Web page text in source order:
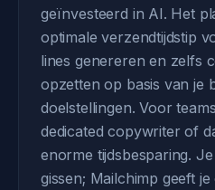
geïnvesteerd in AI. Het
optimale verzendtijdstip
lines genereren en zelfs
opzetten op basis van je
doelstellingen. Voor
dedicated copywriter of
enorme tijdsbesparing.
gissen; Mailchimp geeft